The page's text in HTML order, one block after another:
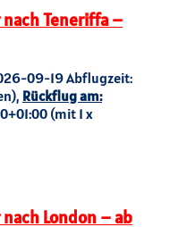
Teneriffa –
09-19 Abflugzeit:
Rückflug am:
(mit 1 x
London – ab